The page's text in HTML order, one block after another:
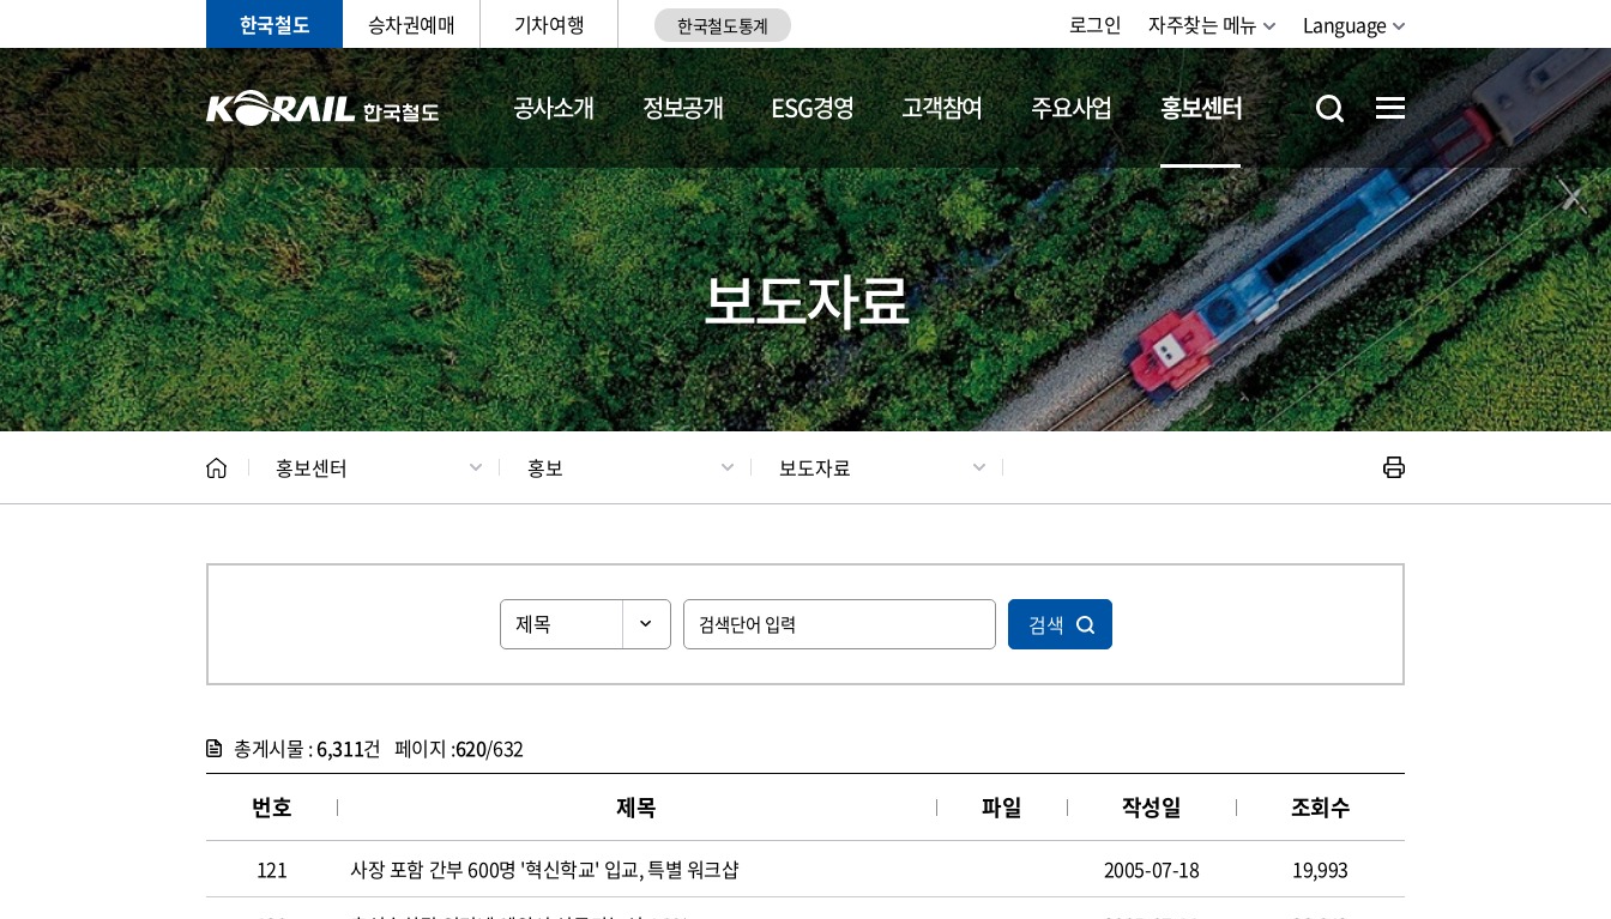
한국철도 승차권예매 기차여행 한국철도통계 로그인 자주찾는 메뉴 Language
공사소개 정보공개 ESG경영 고객참여 주요사업 홍보센터
홍보 문화사업 갤러리 기차소개 철도체험
보도자료
홍보센터 홍보 보도자료
검색
총게시물 :6,311건 페이지 :620/632
번호 제목 파일 작성일 조회수
121 사장 포함 간부 600명 '혁신학교' 입교, 특별 워크샵 2005-07-18
19,993